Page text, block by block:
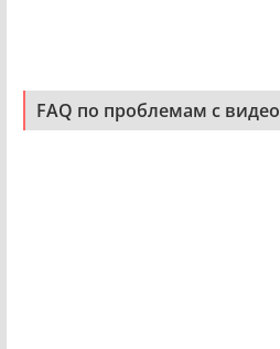
FAQ по проблемам с видео